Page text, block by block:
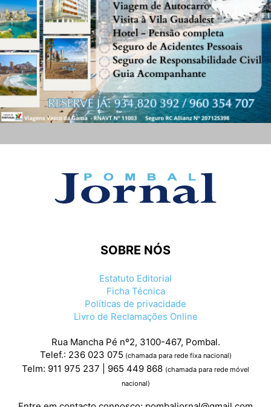
SOBRE NÓS
Estatuto Editorial
Ficha Técnica
Políticas de privacidade
Livro de Reclamações Online
Rua Mancha Pé nº2, 3100-467, Pombal.
Telef.: 236 023 075 (chamada para rede fixa nacional)
Telm: 911 975 237 | 965 449 868 (chamada para rede móvel
nacional)